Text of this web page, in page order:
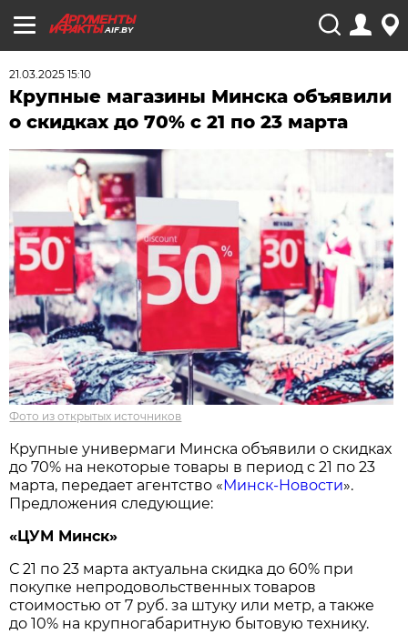
AIF.BY
21.03.2025 15:10
Крупные магазины Минска объявили
о скидках до 70% с 21 по 23 марта
Фото из открытых источников
Крупные универмаги Минска объявили о скидках
до 70% на некоторые товары в период с 21 по 23
марта, передает агентство « Минск-Новости».
Предложения следующие:
«ЦУМ Минск»
С 21 по 23 марта актуальна скидка до 60% при
покупке непродовольственных товаров
стоимостью от 7 руб. за штуку или метр, а также
до 10% на крупногабаритную бытовую технику.